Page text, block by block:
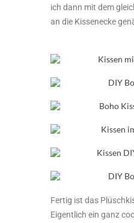
ich dann mit dem
an die Kissenecke
Fertig ist das
Eigentlich ein ganz